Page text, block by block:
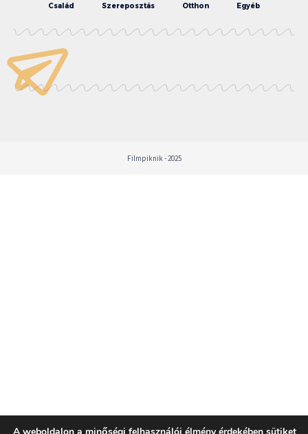
Család
Szereposztás Otthon Egyéb
Filmpiknik - 2025